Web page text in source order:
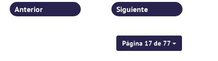
Página 17 de 77
Anterior Siguiente